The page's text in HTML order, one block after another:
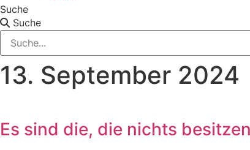
Suche
Suche
13. September 2024
Es sind die, die nichts